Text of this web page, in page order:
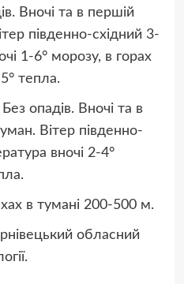
Вночі та в першій
південно-східний 3-
1-6° морозу, в горах
тепла.
опадів. Вночі та в
Вітер південно-
вночі 2-4°
в тумані 200-500 м.
обласний